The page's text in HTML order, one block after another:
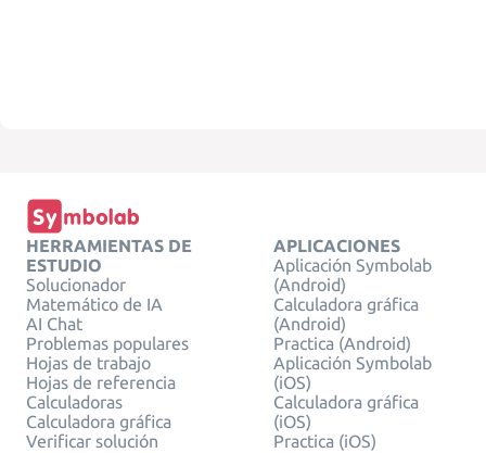
HERRAMIENTAS DE
ESTUDIO
Solucionador
Matemático de IA
AI Chat
Problemas populares
Hojas de trabajo
Hojas de referencia
Calculadoras
Calculadora gráfica
Verificar solución
APLICACIONES
Aplicación Symbolab
(Android)
Calculadora gráfica
(Android)
Practica (Android)
Aplicación Symbolab
(iOS)
Calculadora gráfica
(iOS)
Practica (iOS)